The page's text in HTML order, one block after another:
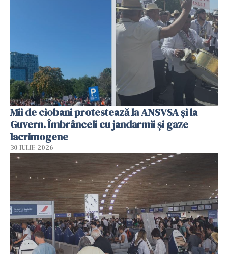
Mii de ciobani protestează la ANSVSA și la
Guvern. Îmbrânceli cu jandarmii și gaze
lacrimogene
30 IULIE 2026